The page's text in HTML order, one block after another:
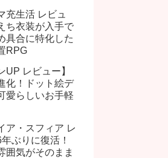
充生活 レビュ
ち衣装が入手で
具合に特化した
RPG
UP レビュー】
化！ドット絵デ
愛らしいお手軽
ア・スフィア レ
ぶりに復活！
囲気がそのまま